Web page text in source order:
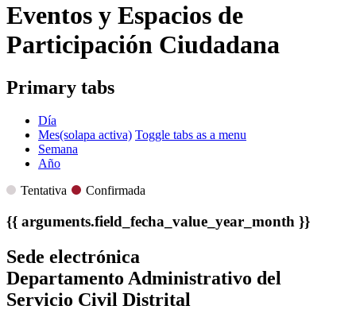
Eventos y Espacios de
Participación Ciudadana
Primary tabs
Día
Mes(solapa activa) Toggle tabs as a menu
Semana
Año
Tentativa
Confirmada
{{ arguments.field_fecha_value_year_month }}
Sede electrónica
Departamento Administrativo del
Servicio Civil Distrital